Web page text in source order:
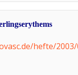
hefte/